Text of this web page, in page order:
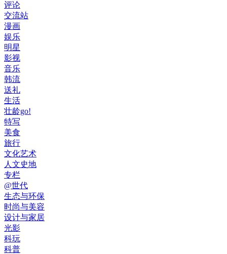
评论
交流站
漫画
娱乐
明星
影视
音乐
韩流
送礼
生活
壮龄go!
特写
美食
旅行
文化艺术
人文史地
专栏
@世代
生态与环保
时尚与美容
设计与家居
光影
科玩
科普